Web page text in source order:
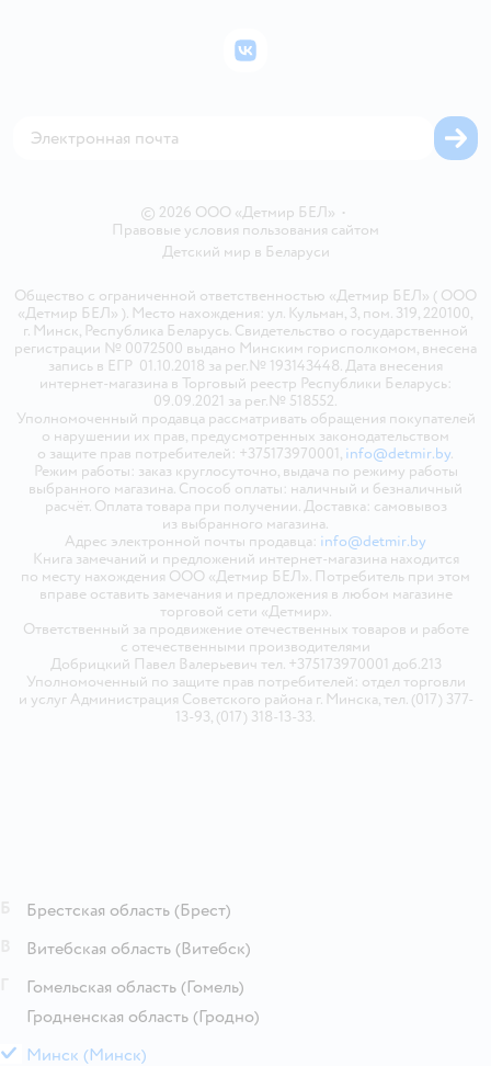
Политика использования файлов cookie
Бонусные карты
© 2026 ООО «Детмир БЕЛ» •
Правовые условия пользования сайтом
Детский мир в Беларуси
Общество с ограниченной ответственностью «Детмир БЕЛ» ( ООО
«Детмир БЕЛ» ). Место нахождения: ул. Кульман, 3, пом. 319, 220100,
г. Минск, Республика Беларусь. Свидетельство о государственной
регистрации № 0072500 выдано Минским горисполкомом, внесена
запись в ЕГР 01.10.2018 за рег.№ 193143448. Дата внесения
интернет-магазина в Торговый реестр Республики Беларусь:
09.09.2021 за рег.№ 518552.
Уполномоченный продавца рассматривать обращения покупателей
о нарушении их прав, предусмотренных законодательством
о защите прав потребителей: +375173970001, info@detmir.by.
Режим работы: заказ круглосуточно, выдача по режиму работы
выбранного магазина. Способ оплаты: наличный и безналичный
расчёт. Оплата товара при получении. Доставка: самовывоз
из выбранного магазина.
Адрес электронной почты продавца: info@detmir.by
Книга замечаний и предложений интернет-магазина находится
по месту нахождения ООО «Детмир БЕЛ». Потребитель при этом
вправе оставить замечания и предложения в любом магазине
торговой сети «Детмир».
Ответственный за продвижение отечественных товаров и работе
с отечественными производителями
Добрицкий Павел Валерьевич тел. +375173970001 доб.213
Уполномоченный по защите прав потребителей: отдел торговли
и услуг Администрация Советского района г. Минска, тел. (017) 377-
13-93, (017) 318-13-33.
ВКонтакте
Брестская область (Брест)
Витебская область (Витебск)
Гомельская область (Гомель)
Гродненская область (Гродно)
М Минск (Минск)